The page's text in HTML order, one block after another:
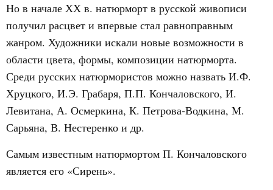
Но в начале ХХ в. натюрморт в русской живописи
получил расцвет и впервые стал равноправным
жанром. Художники искали новые возможности в
области цвета, формы, композиции натюрморта.
Среди русских натюрмористов можно назвать И.Ф.
Хруцкого, И.Э. Грабаря, П.П. Кончаловского, И.
Левитана, А. Осмеркина, К. Петрова-Водкина, М.
Сарьяна, В. Нестеренко и др.
Самым известным натюрмортом П. Кончаловского
является его «Сирень».